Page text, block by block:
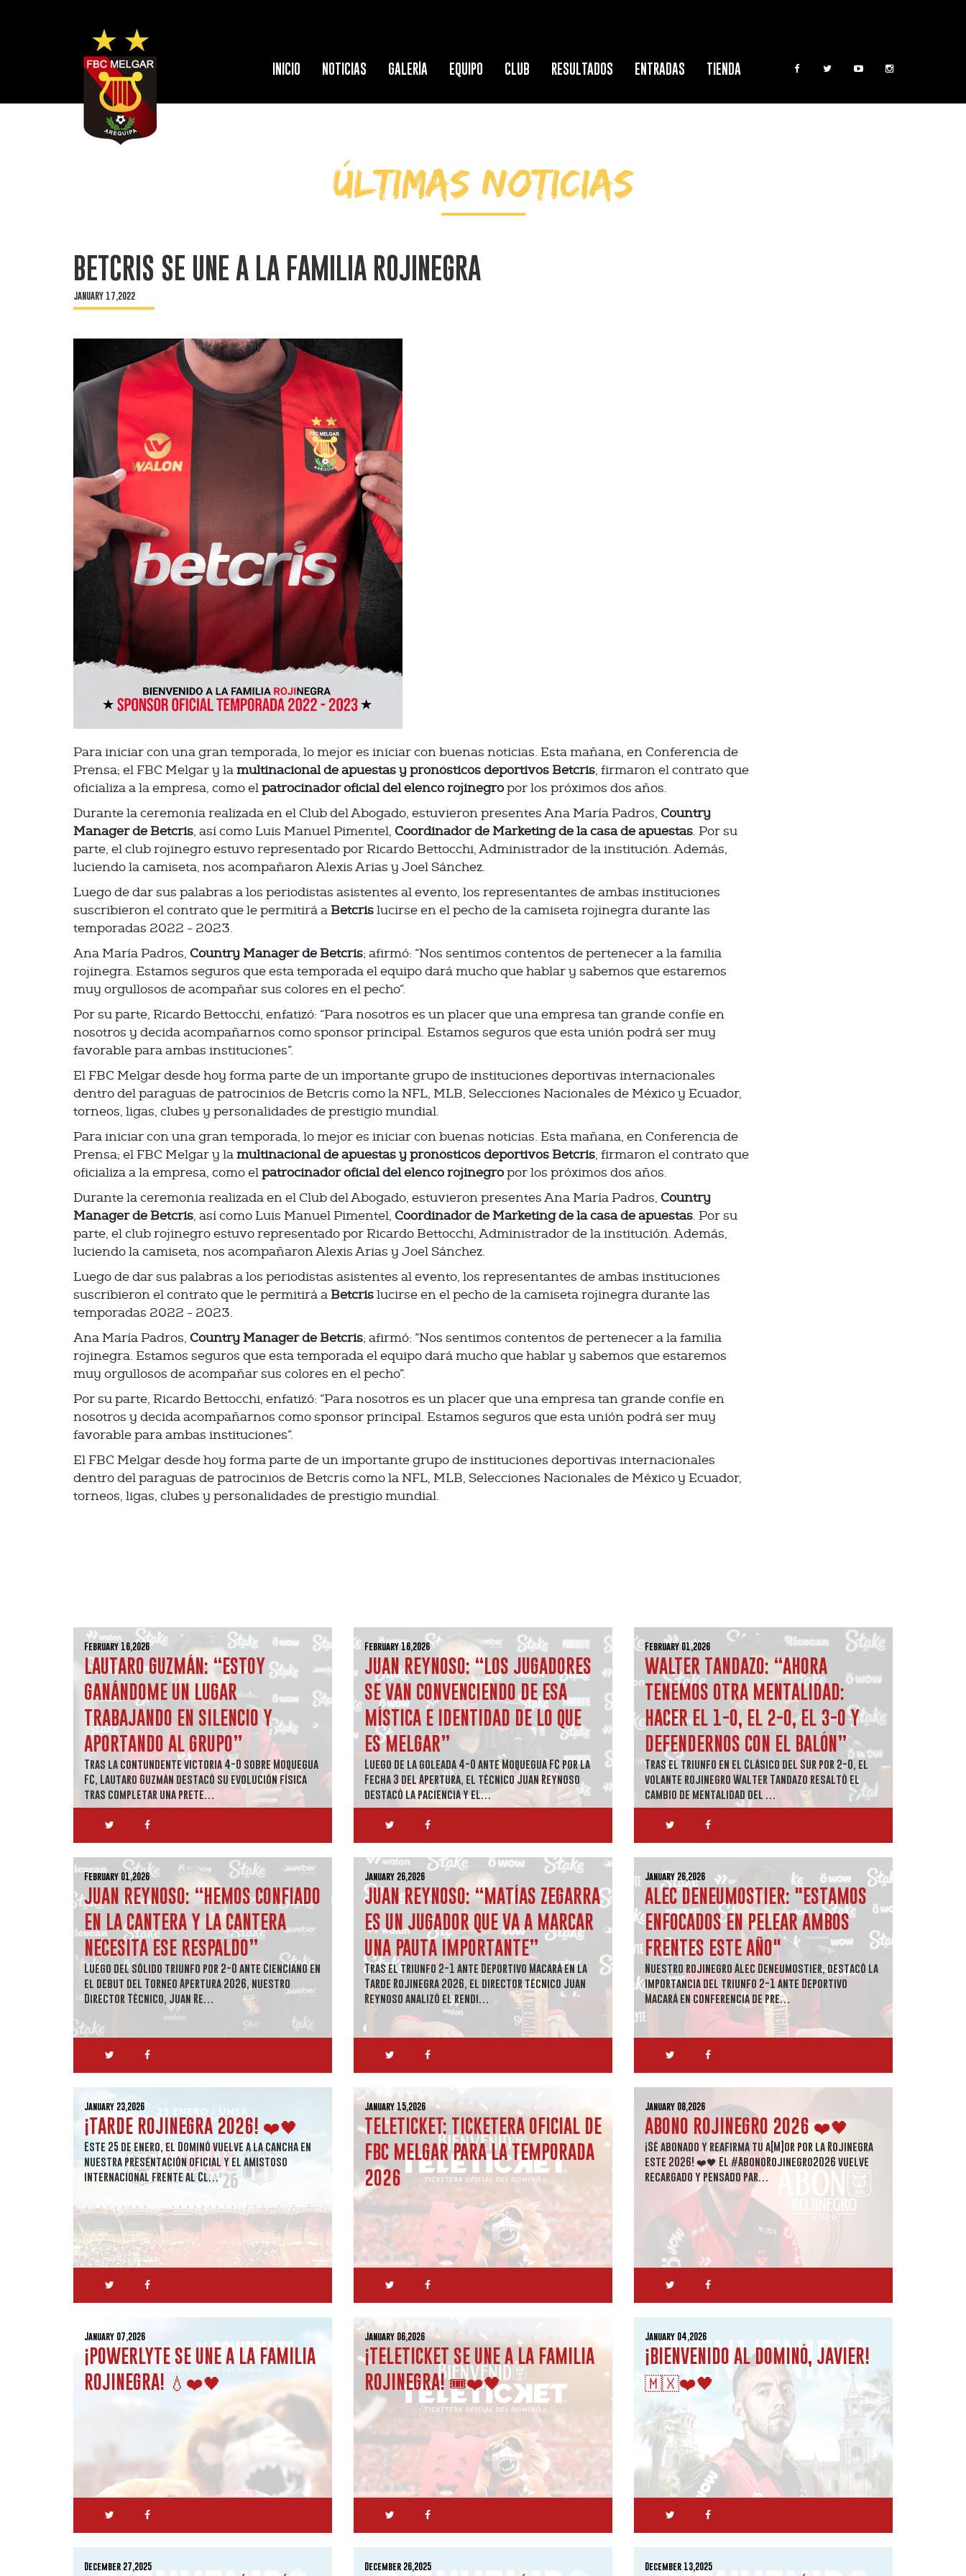
INICIO NOTICIAS GALERÍA EQUIPO CLUB RESULTADOS ENTRADAS TIENDA
ÚLTIMAS NOTICIAS
BETCRIS SE UNE A LA FAMILIA ROJINEGRA
JANUARY 17,2022
Para iniciar con una gran temporada, lo mejor es iniciar con buenas noticias. Esta mañana, en Conferencia de
Prensa; el FBC Melgar y lamultinacional de apuestas y pronósticos deportivos Betcris, firmaron el contrato que
oficializa a la empresa, como elpatrocinador oficial del elenco rojinegropor los próximos dos años.
Durante la ceremonia realizada en el Club del Abogado, estuvieron presentes Ana María Padros, Country
Manager de Betcris, así como Luis Manuel Pimentel, Coordinador de Marketing de la casa de apuestas. Por su
parte, el club rojinegro estuvo representado por Ricardo Bettocchi, Administrador de la institución. Además,
luciendo la camiseta, nos acompañaron Alexis Arias y Joel Sánchez.
Luego de dar sus palabras a los periodistas asistentes al evento, los representantes de ambas instituciones
suscribieron el contrato que le permitirá aBetcrislucirse en el pecho de la camiseta rojinegra durante las
temporadas 2022 - 2023.
Ana María Padros, Country Manager de Betcris; afirmó: “Nos sentimos contentos de pertenecer a la familia
rojinegra. Estamos seguros que esta temporada el equipo dará mucho que hablar y sabemos que estaremos
muy orgullosos de acompañar sus colores en el pecho”.
Por su parte, Ricardo Bettocchi, enfatizó: “Para nosotros es un placer que una empresa tan grande confíe en
nosotros y decida acompañarnos como sponsor principal. Estamos seguros que esta unión podrá ser muy
favorable para ambas instituciones”.
El FBC Melgar desde hoy forma parte de un importante grupo de instituciones deportivas internacionales
dentro del paraguas de patrocinios de Betcris como la NFL, MLB, Selecciones Nacionales de México y Ecuador,
torneos, ligas, clubes y personalidades de prestigio mundial.
Para iniciar con una gran temporada, lo mejor es iniciar con buenas noticias. Esta mañana, en Conferencia de
Prensa; el FBC Melgar y lamultinacional de apuestas y pronósticos deportivos Betcris, firmaron el contrato que
oficializa a la empresa, como elpatrocinador oficial del elenco rojinegropor los próximos dos años.
Durante la ceremonia realizada en el Club del Abogado, estuvieron presentes Ana María Padros, Country
Manager de Betcris, así como Luis Manuel Pimentel, Coordinador de Marketing de la casa de apuestas. Por su
parte, el club rojinegro estuvo representado por Ricardo Bettocchi, Administrador de la institución. Además,
luciendo la camiseta, nos acompañaron Alexis Arias y Joel Sánchez.
Luego de dar sus palabras a los periodistas asistentes al evento, los representantes de ambas instituciones
suscribieron el contrato que le permitirá aBetcrislucirse en el pecho de la camiseta rojinegra durante las
temporadas 2022 - 2023.
Ana María Padros, Country Manager de Betcris; afirmó: “Nos sentimos contentos de pertenecer a la familia
rojinegra. Estamos seguros que esta temporada el equipo dará mucho que hablar y sabemos que estaremos
muy orgullosos de acompañar sus colores en el pecho”.
Por su parte, Ricardo Bettocchi, enfatizó: “Para nosotros es un placer que una empresa tan grande confíe en
nosotros y decida acompañarnos como sponsor principal. Estamos seguros que esta unión podrá ser muy
favorable para ambas instituciones”.
El FBC Melgar desde hoy forma parte de un importante grupo de instituciones deportivas internacionales
dentro del paraguas de patrocinios de Betcris como la NFL, MLB, Selecciones Nacionales de México y Ecuador,
torneos, ligas, clubes y personalidades de prestigio mundial.
February 16,2026
LAUTARO GUZMÁN: “ESTOY
GANÁNDOME UN LUGAR
TRABAJANDO EN SILENCIO Y
APORTANDO AL GRUPO”
Tras la contundente victoria 4-0 sobre Moquegua
FC, Lautaro Guzmán destacó su evolución física
tras completar una prete…
February 16,2026
JUAN REYNOSO: “LOS JUGADORES
SE VAN CONVENCIENDO DE ESA
MÍSTICA E IDENTIDAD DE LO QUE
ES MELGAR”
Luego de la goleada 4-0 ante Moquegua FC por la
Fecha 3 del Apertura, el técnico Juan Reynoso
destacó la paciencia y el…
February 01,2026
WALTER TANDAZO: “AHORA
TENEMOS OTRA MENTALIDAD:
HACER EL 1-0, EL 2-0, EL 3-0 Y
DEFENDERNOS CON EL BALÓN”
Tras el triunfo en el Clásico del Sur por 2-0, el
volante rojinegro Walter Tandazo resaltó el
cambio de mentalidad del …
February 01,2026
JUAN REYNOSO: “HEMOS CONFIADO
EN LA CANTERA Y LA CANTERA
NECESITA ESE RESPALDO”
Luego del sólido triunfo por 2-0 ante Cienciano en
el debut del Torneo Apertura 2026, nuestro
Director Técnico, Juan Re…
January 26,2026
JUAN REYNOSO: “MATÍAS ZEGARRA
ES UN JUGADOR QUE VA A MARCAR
UNA PAUTA IMPORTANTE”
Tras el triunfo 2-1 ante Deportivo Macará en la
Tarde Rojinegra 2026, el director técnico Juan
Reynoso analizó el rendi…
January 26,2026
ALEC DENEUMOSTIER: "ESTAMOS
ENFOCADOS EN PELEAR AMBOS
FRENTES ESTE AÑO"
Nuestro rojinegro Alec Deneumostier, destacó la
importancia del triunfo 2-1 ante Deportivo
Macará en conferencia de pre…
January 23,2026
¡TARDE ROJINEGRA 2026! ❤️🖤
Este 25 de enero, el Dominó vuelve a la cancha en
nuestra presentación oficial y el amistoso
internacional frente al Cl…
January 15,2026
TELETICKET: TICKETERA OFICIAL DE
FBC MELGAR PARA LA TEMPORADA
2026
January 08,2026
ABONO ROJINEGRO 2026 ❤️🖤
¡Sé abonado y reafirma tu a[M]or por la Rojinegra
este 2026! ❤️🖤 El #AbonoRojinegro2026 vuelve
recargado y pensado par…
January 07,2026
¡POWERLYTE SE UNE A LA FAMILIA
ROJINEGRA! 💧❤️🖤
January 06,2026
¡TELETICKET SE UNE A LA FAMILIA
ROJINEGRA! 🎟️❤️🖤
January 04,2026
¡BIENVENIDO AL DOMINÓ, JAVIER!
🇲🇽❤️🖤
December 27,2025 December 26,2025 December 13,2025